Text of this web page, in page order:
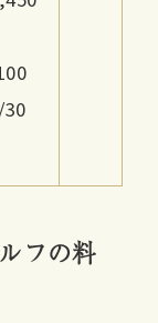
フの料